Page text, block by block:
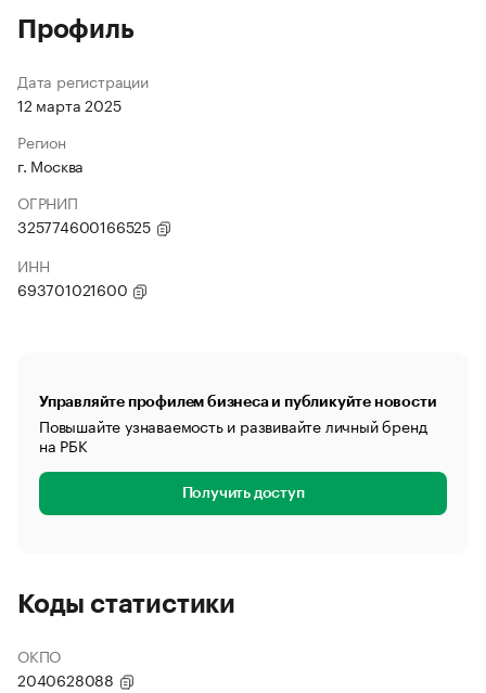
Профиль
Дата регистрации
12 марта 2025
Регион
г. Москва
ОГРНИП
325774600166525
ИНН
693701021600
Управляйте профилем бизнеса и публикуйте новости
Повышайте узнаваемость и развивайте личный бренд
на РБК
Получить доступ
Коды статистики
ОКПО
2040628088